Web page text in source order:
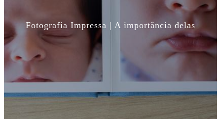
Fotografia Impressa | A importância delas